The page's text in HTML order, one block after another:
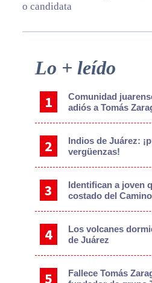
o candidata
Primary
Lo + leído
Comunidad
adiós a Tomás
Indios de Juárez:
vergüenzas!
Identifican a joven
costado del
Los volcanes
de Juárez
Fallece Tomás